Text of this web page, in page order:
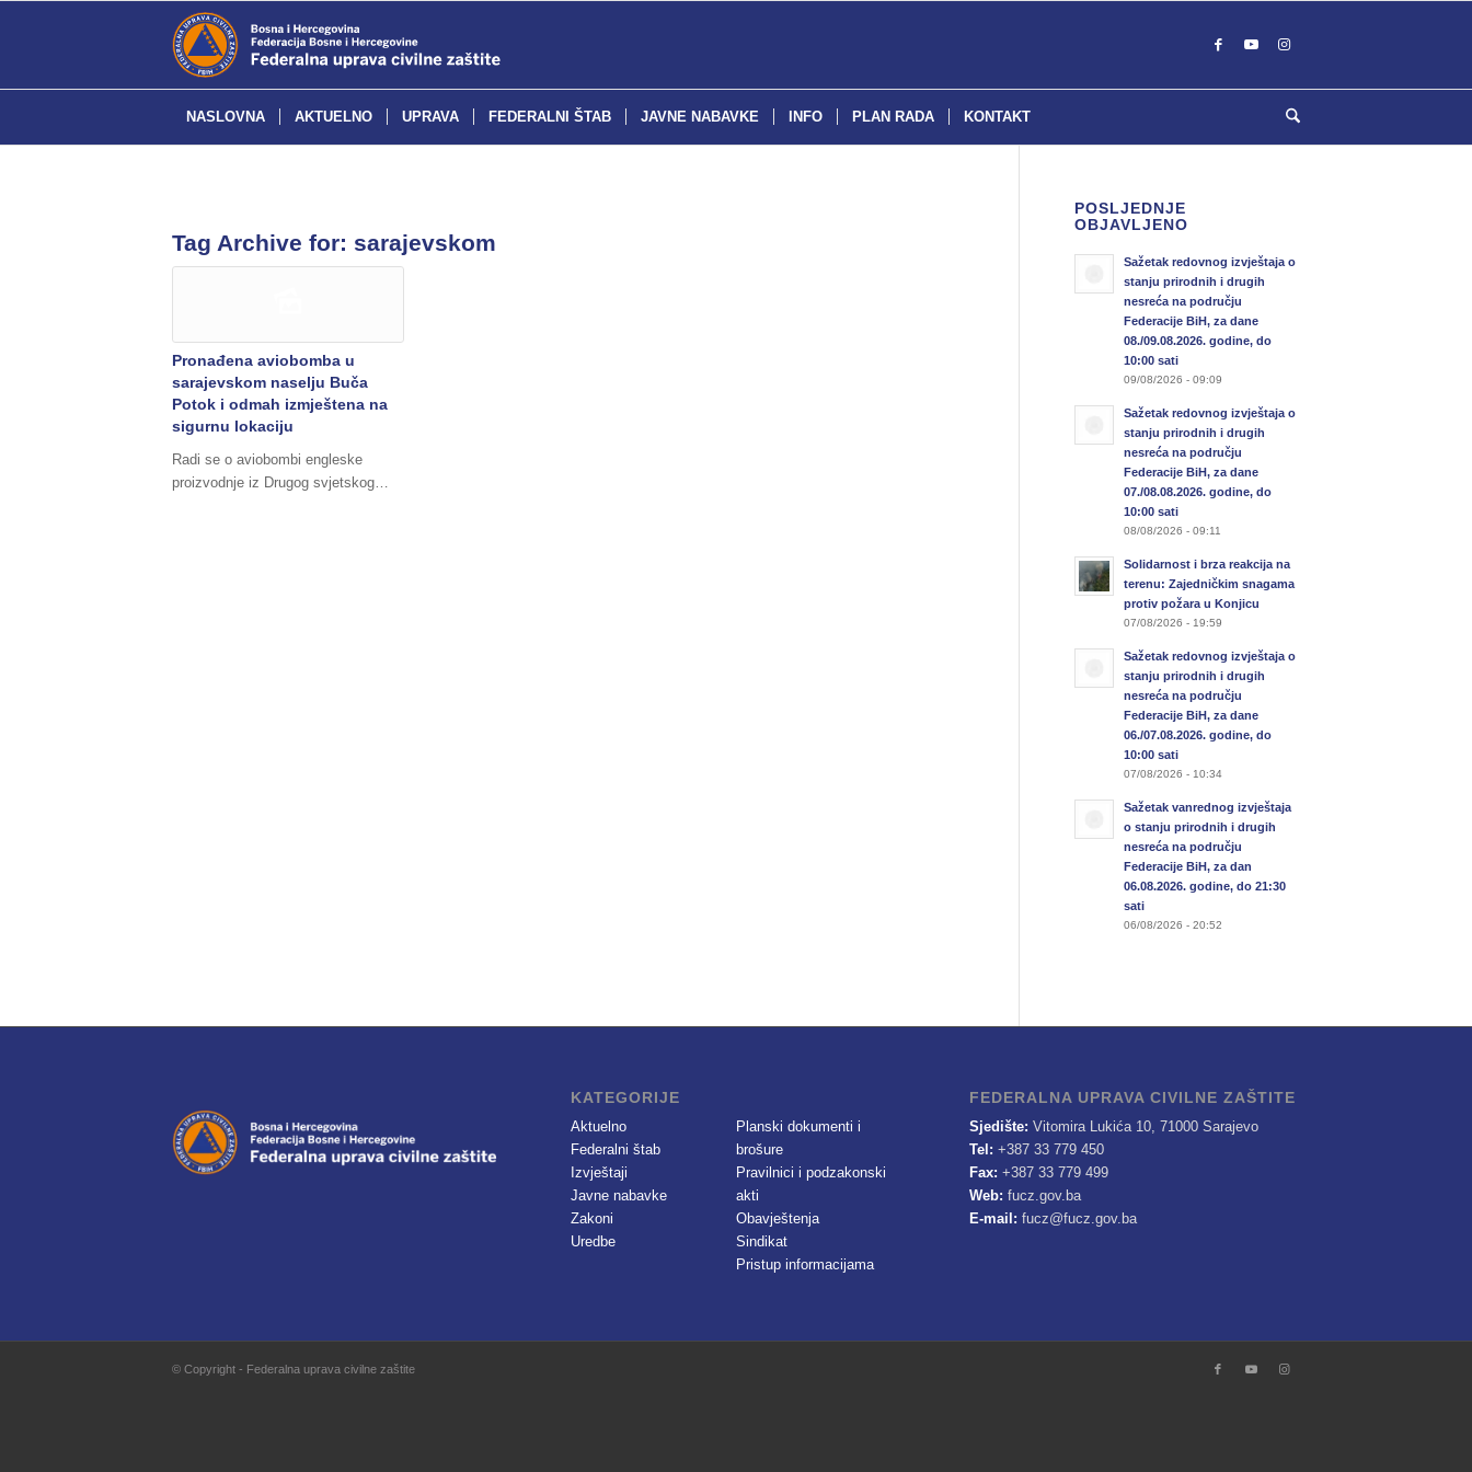
NASLOVNA AKTUELNO UPRAVA FEDERALNI ŠTAB JAVNE NABAVKE INFO PLAN RADA KONTAKT
Tag Archive for: sarajevskom
Pronađena aviobomba u
sarajevskom naselju Buča
Potok i odmah izmještena na
sigurnu lokaciju
Radi se o aviobombi engleske
proizvodnje iz Drugog svjetskog…
POSLJEDNJE
OBJAVLJENO
Sažetak redovnog izvještaja o
stanju prirodnih i drugih
nesreća na području
Federacije BiH, za dane
08./09.08.2026. godine, do
10:00 sati
09/08/2026 - 09:09
Sažetak redovnog izvještaja o
stanju prirodnih i drugih
nesreća na području
Federacije BiH, za dane
07./08.08.2026. godine, do
10:00 sati
08/08/2026 - 09:11
Solidarnost i brza reakcija na
terenu: Zajedničkim snagama
protiv požara u Konjicu
07/08/2026 - 19:59
Sažetak redovnog izvještaja o
stanju prirodnih i drugih
nesreća na području
Federacije BiH, za dane
06./07.08.2026. godine, do
10:00 sati
07/08/2026 - 10:34
Sažetak vanrednog izvještaja
o stanju prirodnih i drugih
nesreća na području
Federacije BiH, za dan
06.08.2026. godine, do 21:30
sati
06/08/2026 - 20:52
KATEGORIJE
Aktuelno
Federalni štab
Izvještaji
Javne nabavke
Zakoni
Uredbe
Planski dokumenti i
brošure
Pravilnici i podzakonski
akti
Obavještenja
Sindikat
Pristup informacijama
FEDERALNA UPRAVA CIVILNE ZAŠTITE
Sjedište: Vitomira Lukića 10, 71000 Sarajevo
Tel: +387 33 779 450
Fax: +387 33 779 499
Web: fucz.gov.ba
E-mail: fucz@fucz.gov.ba
© Copyright - Federalna uprava civilne zaštite